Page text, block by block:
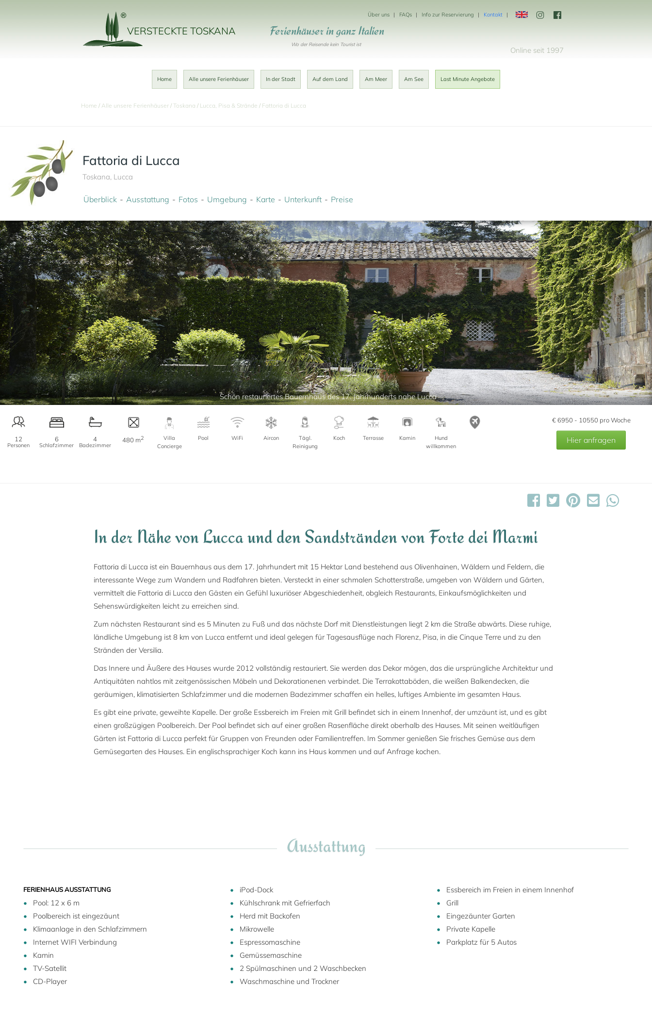
VERSTECKTE TOSKANA
Über uns FAQs Info zur Reservierung Kontakt
Ferienhäuser in ganz Italien
Wo der Reisende kein Tourist ist
Online seit 1997
Home Alle unsere Ferienhäuser In der Stadt Auf dem Land Am Meer Am See Last Minute Angebote
Home Alle unsere Ferienhäuser Toskana Lucca, Pisa & Strände Fattoria di Lucca
Fattoria di Lucca
Toskana, Lucca
Überblick Ausstattung Fotos Umgebung Karte Unterkunft Preise
Schön restauriertes Bauernhaus des 17. Jahrhunderts nahe Lucca
12
Personen
6
Schlafzimmer
4
Badezimmer
480 m2
Villa
Concierge
Pool WiFi Aircon
Tägl.
Reinigung
Koch Terrasse Kamin
Hund
willkommen
€6950 - 10550 pro Woche
Hier anfragen
In der Nähe von Lucca und den Sandstränden von Forte dei Marmi
Fattoria di Lucca ist ein Bauernhaus aus dem 17. Jahrhundert mit 15 Hektar Land bestehend aus Olivenhainen, Wäldern und Feldern, die
interessante Wege zum Wandern und Radfahren bieten. Versteckt in einer schmalen Schotterstraße, umgeben von Wäldern und Gärten,
vermittelt die Fattoria di Lucca den Gästen ein Gefühl luxuriöser Abgeschiedenheit, obgleich Restaurants, Einkaufsmöglichkeiten und
Sehenswürdigkeiten leicht zu erreichen sind.
Zum nächsten Restaurant sind es 5 Minuten zu Fuß und das nächste Dorf mit Dienstleistungen liegt 2 km die Straße abwärts. Diese ruhige,
ländliche Umgebung ist 8 km von Lucca entfernt und ideal gelegen für Tagesausflüge nach Florenz, Pisa, in die Cinque Terre und zu den
Stränden der Versilia.
Das Innere und Äußere des Hauses wurde 2012 vollständig restauriert. Sie werden das Dekor mögen, das die ursprüngliche Architektur und
Antiquitäten nahtlos mit zeitgenössischen Möbeln und Dekorationenen verbindet. Die Terrakottaböden, die weißen Balkendecken, die
geräumigen, klimatisierten Schlafzimmer und die modernen Badezimmer schaffen ein helles, luftiges Ambiente im gesamten Haus.
Es gibt eine private, geweihte Kapelle. Der große Essbereich im Freien mit Grill befindet sich in einem Innenhof, der umzäunt ist, und es gibt
einen großzügigen Poolbereich. Der Pool befindet sich auf einer großen Rasenfläche direkt oberhalb des Hauses. Mit seinen weitläufigen
Gärten ist Fattoria di Lucca perfekt für Gruppen von Freunden oder Familientreffen. Im Sommer genießen Sie frisches Gemüse aus dem
Gemüsegarten des Hauses. Ein englischsprachiger Koch kann ins Haus kommen und auf Anfrage kochen.
Ausstattung
FERIENHAUS AUSSTATTUNG
Pool: 12 x 6 m
Poolbereich ist eingezäunt
Klimaanlage in den Schlafzimmern
Internet WIFI Verbindung
Kamin
TV-Satellit
CD-Player
iPod-Dock
Kühlschrank mit Gefrierfach
Herd mit Backofen
Mikrowelle
Espressomaschine
Gemüssemaschine
2 Spülmaschinen und 2 Waschbecken
Waschmaschine und Trockner
Essbereich im Freien in einem Innenhof
Grill
Eingezäunter Garten
Private Kapelle
Parkplatz für 5 Autos